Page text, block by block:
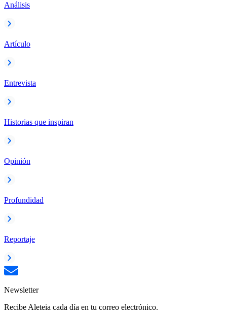
Análisis
Artículo
Entrevista
Historias que inspiran
Opinión
Profundidad
Reportaje
Newsletter
Recibe Aleteia cada día en tu correo electrónico.